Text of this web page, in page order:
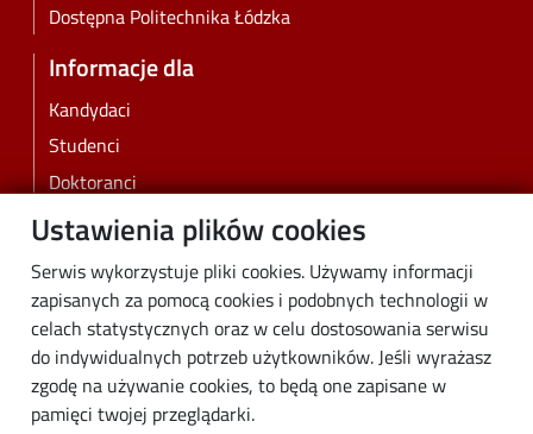
Ustawienia plików cookies
Serwis wykorzystuje pliki cookies. Używamy informacji
zapisanych za pomocą cookies i podobnych technologii w
celach statystycznych oraz w celu dostosowania serwisu
do indywidualnych potrzeb użytkowników. Jeśli wyrażasz
zgodę na używanie cookies, to będą one zapisane w
pamięci twojej przeglądarki.
Dostępna Politechnika Łódzka
Informacje dla
Kandydaci
Studenci
Doktoranci
Pracownicy
Biznes
Media
Społeczność lokalna
Linki